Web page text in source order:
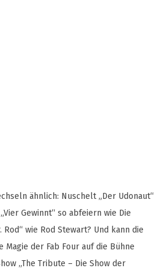
ähnlich: Nuschelt „Der Udonaut“
Gewinnt“ so abfeiern wie Die
wie Rod Stewart? Und kann die
Magie der Fab Four auf die Bühne
„The Tribute – Die Show der